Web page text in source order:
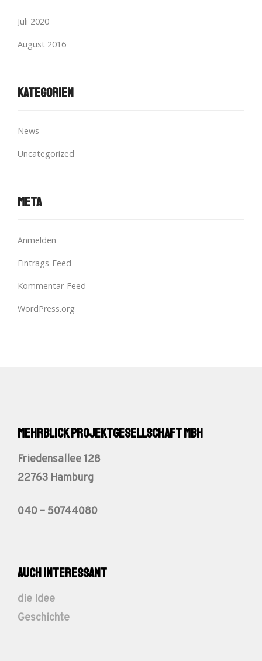
Juli 2020
August 2016
Kategorien
News
Uncategorized
Meta
Anmelden
Eintrags-Feed
Kommentar-Feed
WordPress.org
Mehrblick Projektgesellschaft mbH
Friedensallee 128
22763 Hamburg
040 – 50744080
auch interessant
die Idee
Geschichte